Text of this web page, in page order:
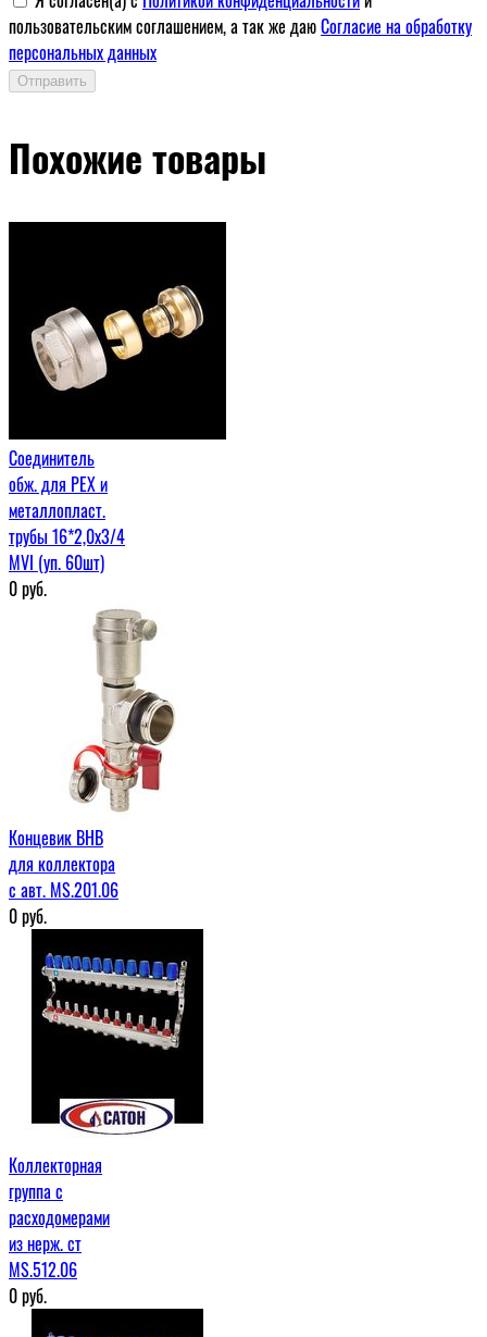
пользовательским соглашением, а так же даюСогласие на обработку
персональных данных
Отправить
Похожие товары
Соединитель
обж. для PEX и
металлопласт.
трубы 16*2,0х3/4
MVI (уп. 60шт)
0руб.
Концевик ВНВ
для коллектора
с авт. MS.201.06
0руб.
Коллекторная
группа с
расходомерами
из нерж. ст
MS.512.06
0руб.